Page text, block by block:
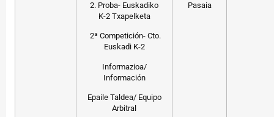
2. Proba- Euskadiko
K-2 Txapelketa
2ª Competición- Cto.
Euskadi K-2
Informazioa/
Información
Epaile Taldea/ Equipo
Arbitral
Pasaia